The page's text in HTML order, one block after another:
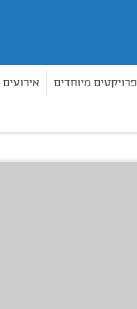
פרויקטים מיוחדים אירועים